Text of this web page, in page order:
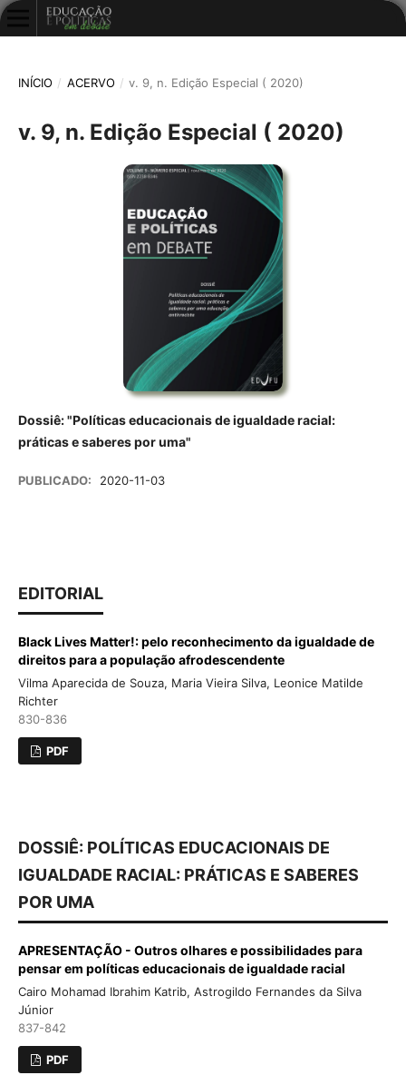
INÍCIO / ACERVO / v. 9, n. Edição Especial ( 2020)
v. 9, n. Edição Especial ( 2020)
Dossiê: "Políticas educacionais de igualdade racial:
práticas e saberes por uma"
PUBLICADO: 2020-11-03
EDITORIAL
Black Lives Matter!: pelo reconhecimento da igualdade de
direitos para a população afrodescendente
Vilma Aparecida de Souza, Maria Vieira Silva, Leonice Matilde
Richter
830-836
PDF
DOSSIÊ: POLÍTICAS EDUCACIONAIS DE
IGUALDADE RACIAL: PRÁTICAS E SABERES
POR UMA
APRESENTAÇÃO - Outros olhares e possibilidades para
pensar em políticas educacionais de igualdade racial
Cairo Mohamad Ibrahim Katrib, Astrogildo Fernandes da Silva
Júnior
837-842
PDF